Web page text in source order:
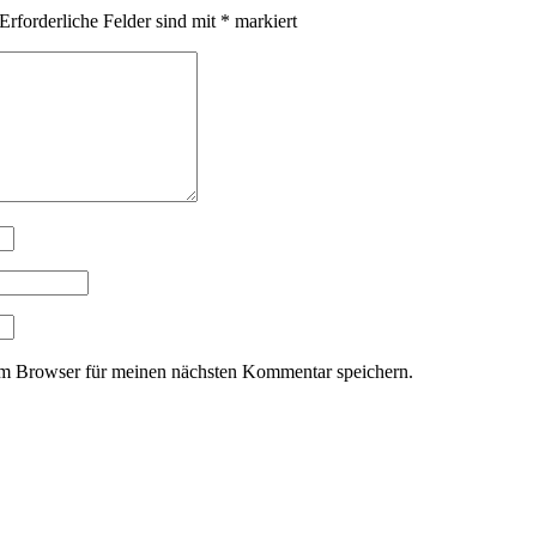
Erforderliche Felder sind mit * markiert
Browser für meinen nächsten Kommentar speichern.